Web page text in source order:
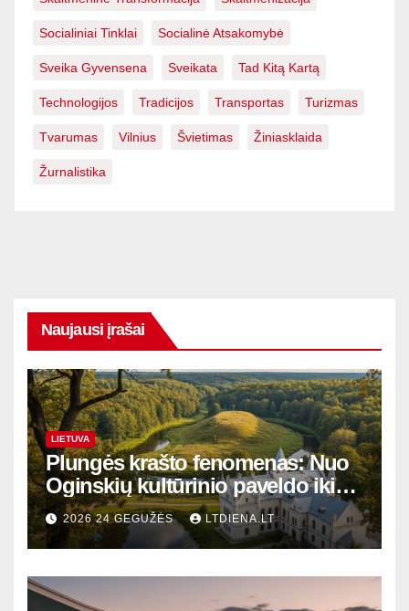
Socialiniai Tinklai Socialinė Atsakomybė
Sveika Gyvensena Sveikata Tad Kitą Kartą
Technologijos Tradicijos Transportas Turizmas
Tvarumas Vilnius Švietimas Žiniasklaida
Žurnalistika
Naujausi įrašai
LIETUVA
Plungės krašto fenomenas: Nuo
Oginskių kultūrinio paveldo iki
Žemaitijos gamtos perlų
2026 24 GEGUŽĖS LTDIENA.LT